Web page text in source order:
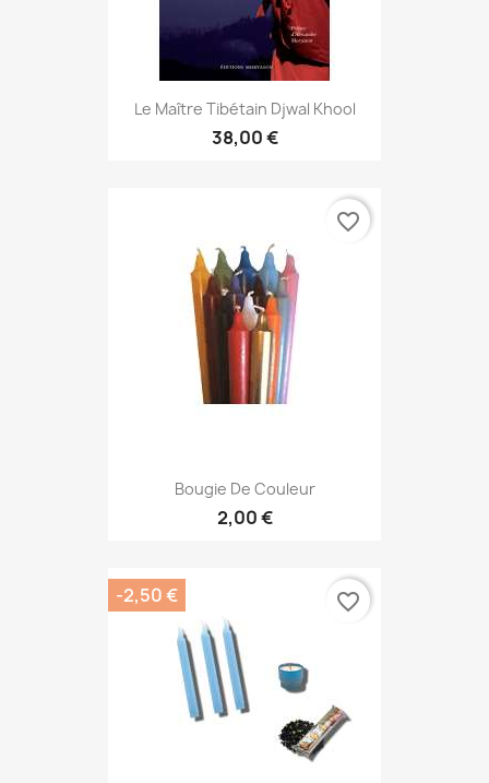
Le Maître Tibétain Djwal Khool
38,00 €
Bougie De Couleur
2,00 €
favorite_border
-2,50 € favorite_border